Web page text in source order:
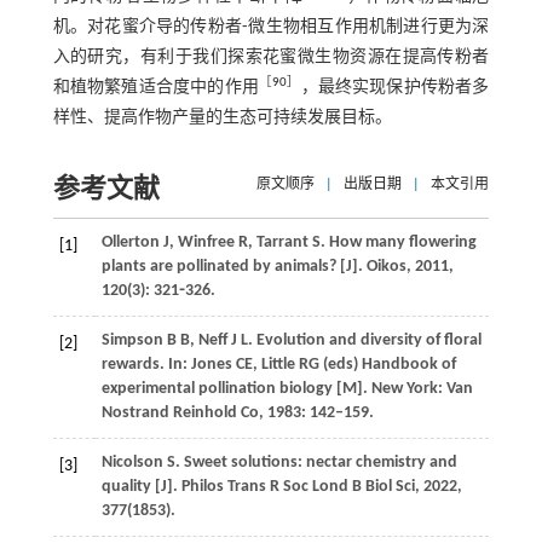
机。对花蜜介导的传粉者⁃微生物相互作用机制进行更为深
入的研究，有利于我们探索花蜜微生物资源在提高传粉者
和植物繁殖适合度中的作用
［90
，最终实现保护传粉者多
样性、提高作物产量的生态可持续发展目标。
参考文献 原文顺序 出版日期 本文引用
[1] Ollerton J, Winfree R, Tarrant S. How many flowering
plants are pollinated by animals? [J]. Oikos, 2011,
120(3): 321⁃326.
[2] Simpson B B, Neff J L. Evolution and diversity of floral
rewards. In: Jones CE, Little RG (eds) Handbook of
experimental pollination biology[M]. New York: Van
Nostrand Reinhold Co, 1983: 142–159.
[3] Nicolson S. Sweet solutions: nectar chemistry and
quality [J]. Philos Trans R Soc Lond B Biol Sci, 2022,
377(1853).